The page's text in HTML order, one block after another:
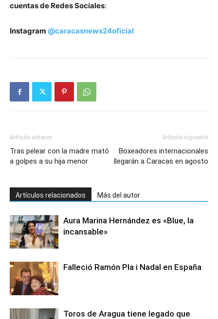
cuentas de Redes Sociales:
Instagram @caracasnews24oficial
Artículo anterior
Tras pelear con la madre mató
a golpes a su hija menor
Artículo siguiente
Boxeadores internacionales
llegarán a Caracas en agosto
Artículos relacionados Más del autor
Aura Marina Hernández es «Blue, la
incansable»
Falleció Ramón Pla i Nadal en España
Toros de Aragua tiene legado que